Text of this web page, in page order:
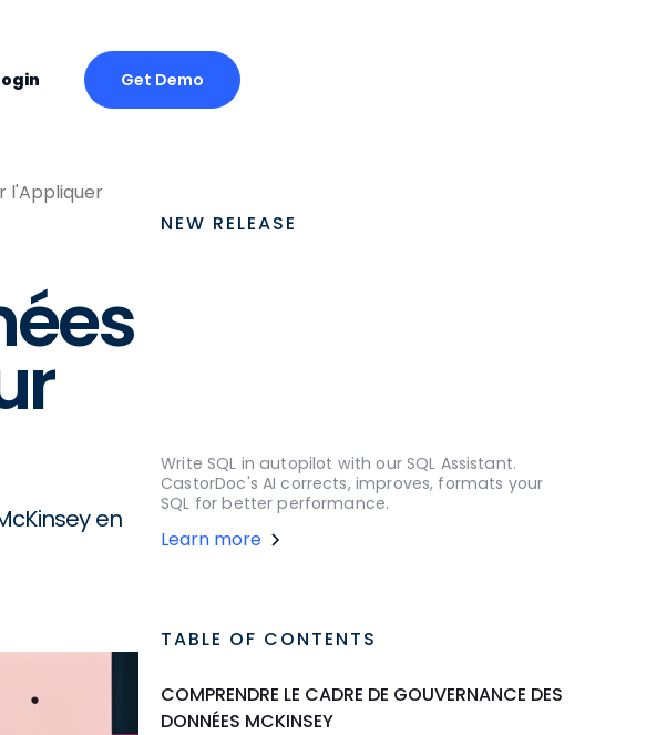
Get Demo
l'Appliquer
en
NEW RELEASE
Write SQL in autopilot with our SQL Assistant.
CastorDoc's AI corrects, improves, formats your
SQL for better performance.
Learn more
TABLE OF CONTENTS
COMPRENDRE LE CADRE DE GOUVERNANCE DES
DONNÉES MCKINSEY